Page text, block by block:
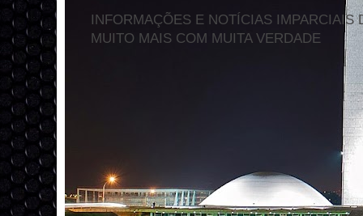
INFORMAÇÕES E NOTÍCIAS
MUITO MAIS COM MUITA VERDADE